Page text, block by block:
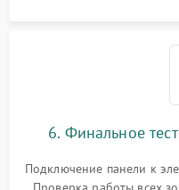
6. Финальное
Подключение панели к